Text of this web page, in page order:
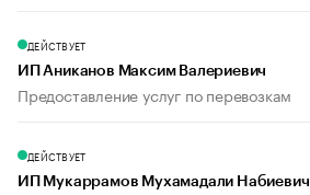
ДЕЙСТВУЕТ
ИП Аниканов Максим Валериевич
Предоставление услуг по перевозкам
ДЕЙСТВУЕТ
ИП Мукаррамов Мухамадали Набиевич